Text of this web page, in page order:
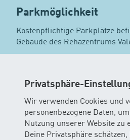
Privatsphäre-
Wir verwenden Cookies und
personenbezogene Daten,
Nutzung unserer Website zu
Deine Privatsphäre
Parkmöglichkeit
Kostenpflichtige Parkplätze
Gebäude des Rehazentrums
Wir bitten dich die
Gang vor der Zugangstüre zu
Garderobensituation